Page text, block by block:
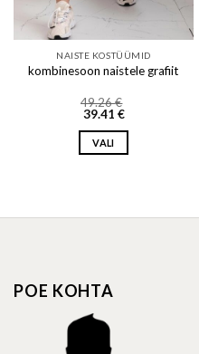
NAISTE KOSTÜÜMID
kombinesoon naistele grafiit
49.26€
39.41 €
VALI
multiple
may
chosen
POE KOHTA